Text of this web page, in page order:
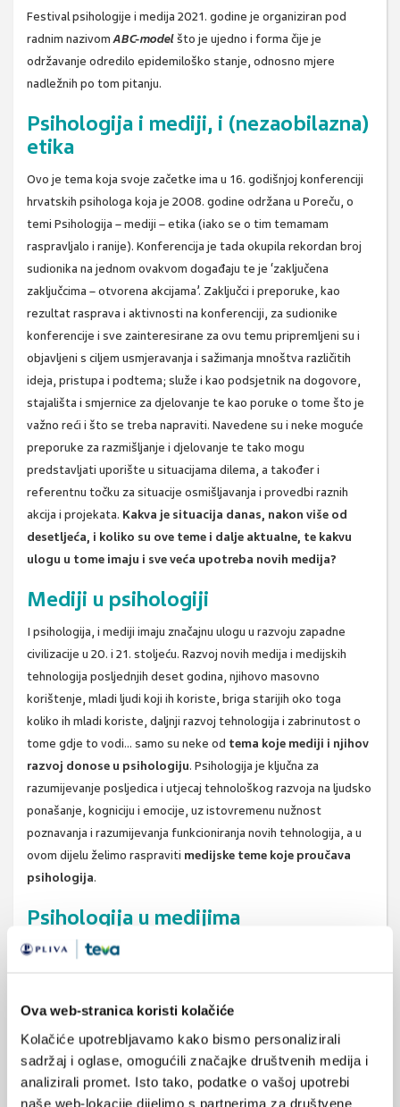
Ova web-stranica koristi kolačiće
Kolačiće upotrebljavamo kako bismo personalizirali
sadržaj i oglase, omogućili značajke društvenih medija i
analizirali promet. Isto tako, podatke o vašoj upotrebi
naše web-lokacije dijelimo s partnerima za društvene
Festival psihologije i medija 2021. godine je organiziran pod
radnim nazivomABC-modelšto je ujedno i forma čije je
održavanje odredilo epidemiloško stanje, odnosno mjere
nadležnih po tom pitanju.
Psihologija i mediji, i (nezaobilazna)
etika
Ovo je tema koja svoje začetke ima u 16. godišnjoj konferenciji
hrvatskih psihologa koja je 2008. godine održana u Poreču, o
temi Psihologija – mediji – etika (iako se o tim temamam
raspravljalo i ranije). Konferencija je tada okupila rekordan broj
sudionika na jednom ovakvom događaju te je ‘zaključena
zaključcima – otvorena akcijama’. Zaključci i preporuke, kao
rezultat rasprava i aktivnosti na konferenciji, za sudionike
konferencije i sve zainteresirane za ovu temu pripremljeni su i
objavljeni s ciljem usmjeravanja i sažimanja mnoštva različitih
ideja, pristupa i podtema; služe i kao podsjetnik na dogovore,
stajališta i smjernice za djelovanje te kao poruke o tome što je
važno reći i što se treba napraviti. Navedene su i neke moguće
preporuke za razmišljanje i djelovanje te tako mogu
predstavljati uporište u situacijama dilema, a također i
referentnu točku za situacije osmišljavanja i provedbi raznih
akcija i projekata. Kakva je situacija danas, nakon više od
desetljeća, i koliko su ove teme i dalje aktualne, te kakvu
ulogu u tome imaju i sve veća upotreba novih medija?
Mediji u psihologiji
I psihologija, i mediji imaju značajnu ulogu u razvoju zapadne
civilizacije u 20. i 21. stoljeću. Razvoj novih medija i medijskih
tehnologija posljednjih deset godina, njihovo masovno
korištenje, mladi ljudi koji ih koriste, briga starijih oko toga
koliko ih mladi koriste, daljnji razvoj tehnologija i zabrinutost o
tome gdje to vodi… samo su neke od tema koje mediji i njihov
razvoj donose u psihologiju. Psihologija je ključna za
razumijevanje posljedica i utjecaj tehnološkog razvoja na ljudsko
ponašanje, kogniciju i emocije, uz istovremenu nužnost
poznavanja i razumijevanja funkcioniranja novih tehnologija, a u
ovom dijelu želimo raspraviti medijske teme koje proučava
psihologija.
Psihologija u medijima
Koliko su psiholozi prisutni u medijima? Koliko često izlaze u
Poznajemo li dovoljno medijski prostor? Ovo su samo neka
odpitanja koja su u fokusu ove teme festivala, a koja bi
trebala donijeti analize i odgovorena na ova pitanja.
Festival psihologije i medija